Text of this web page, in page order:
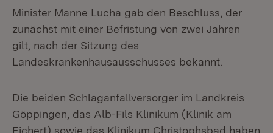
Minister Manne Lucha gab den Beschluss, der
zunächst mit einer Befristung von zwei Jahren
gilt, nach der Sitzung des
Landeskrankenhausausschusses bekannt.
Die beiden Schlaganfallversorger im Landkreis
Göppingen, das Alb-Fils Klinikum (Klinik am
Eichert) sowie das Klinikum Christophsbad haben